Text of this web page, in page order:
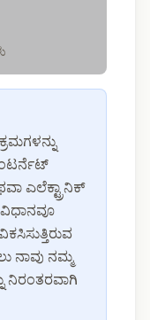
ಎಲೆಕ್ಟ್ರಾನಿಕ್
ನಾವು ನಮ್ಮ
ನಿರಂತರವಾಗಿ